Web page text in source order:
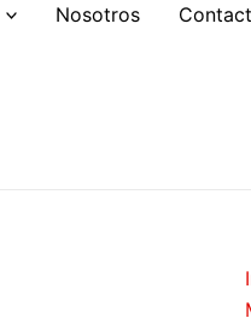
Nosotros